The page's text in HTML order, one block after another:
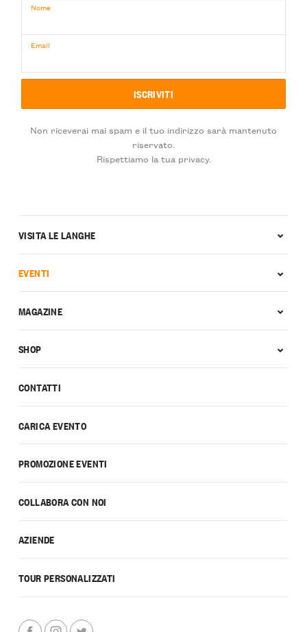
Nome
Email
Non riceverai mai spam e il tuo indirizzo sarà mantenuto
riservato.
Rispettiamo la tua privacy.
CONTATTI
CARICA EVENTO
PROMOZIONE EVENTI
COLLABORA CON NOI
AZIENDE
TOUR PERSONALIZZATI
VISITA LE LANGHE
EVENTI
MAGAZINE
SHOP